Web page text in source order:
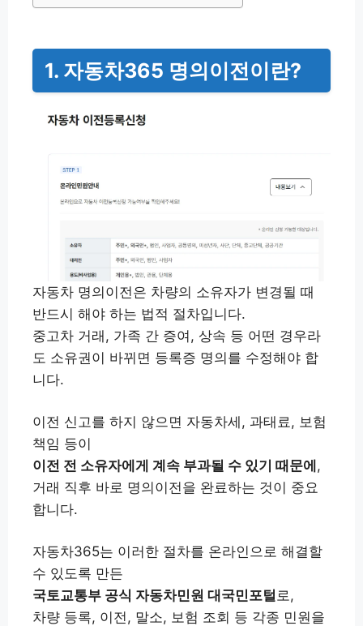
1. 자동차365 명의이전이란?
자동차 명의이전은 차량의 소유자가 변경될 때
반드시 해야 하는 법적 절차입니다.
중고차 거래, 가족 간 증여, 상속 등 어떤 경우라
도 소유권이 바뀌면 등록증 명의를 수정해야 합
니다.
이전 신고를 하지 않으면 자동차세, 과태료, 보험
책임 등이
이전 전 소유자에게 계속 부과될 수 있기 때문에,
거래 직후 바로 명의이전을 완료하는 것이 중요
합니다.
자동차365는 이러한 절차를 온라인으로 해결할
수 있도록 만든
국토교통부 공식 자동차민원 대국민포털 로,
차량 등록, 이전, 말소, 보험 조회 등 각종 민원을